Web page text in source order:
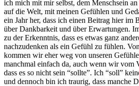
ich mich mit mir selbst, dem Menschsein
auf die Welt, mit meinen Gefühlen und
ein Jahr her, dass ich einen Beitrag hier im
über Dankbarkeit und über Erwartungen.
zu der Erkenntnis, dass es etwas ganz
nachzudenken als ein Gefühl zu fühlen.
kommen wir eher weg von unseren
manchmal einfach da, auch wenn wir vom
dass es so nicht sein “sollte”. Ich “soll”
und dennoch bin ich traurig, dass manche